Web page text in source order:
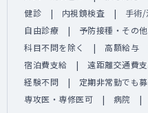
健診
内視鏡検査 手術/
自由診療
予防接種・その他
科目不問を除く
高額給与
宿泊費支給
遠距離交通費
経験不問
定期非常勤でも
専攻医・専修医可
病院